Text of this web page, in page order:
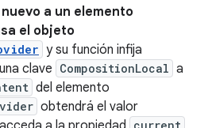
a un elemento
el objeto
y su función infija
clave CompositionLocal a
del elemento
obtendrá el valor